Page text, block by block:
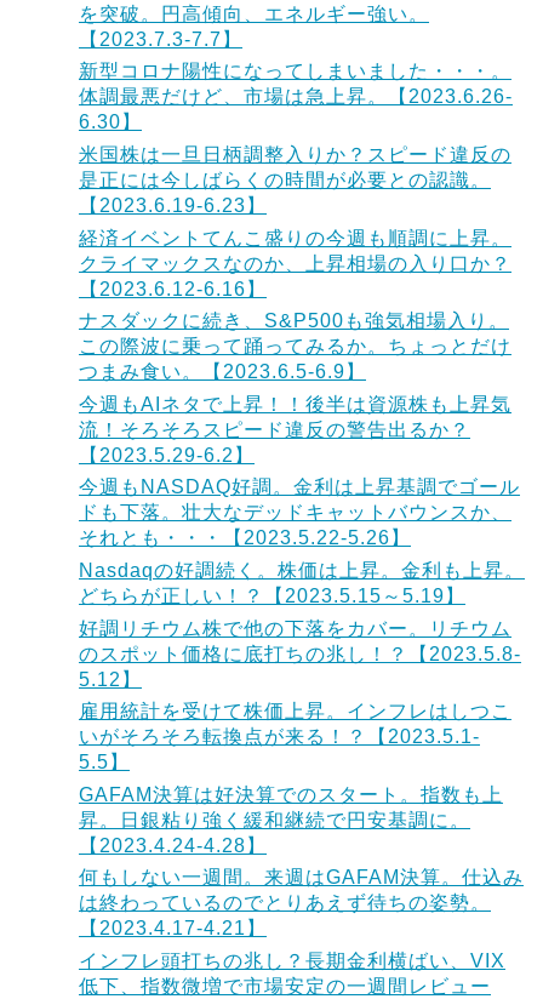
を突破。円高傾向、エネルギー強い。
【2023.7.3-7.7】
新型コロナ陽性になってしまいました・・・。
体調最悪だけど、市場は急上昇。【2023.6.26-
6.30】
米国株は一旦日柄調整入りか？スピード違反の
是正には今しばらくの時間が必要との認識。
【2023.6.19-6.23】
経済イベントてんこ盛りの今週も順調に上昇。
クライマックスなのか、上昇相場の入り口か？
【2023.6.12-6.16】
ナスダックに続き、S&P500も強気相場入り。
この際波に乗って踊ってみるか。ちょっとだけ
つまみ食い。【2023.6.5-6.9】
今週もAIネタで上昇！！後半は資源株も上昇気
流！そろそろスピード違反の警告出るか？
【2023.5.29-6.2】
今週もNASDAQ好調。金利は上昇基調でゴール
ドも下落。壮大なデッドキャットバウンスか、
それとも・・・【2023.5.22-5.26】
Nasdaqの好調続く。株価は上昇。金利も上昇。
どちらが正しい！？【2023.5.15～5.19】
好調リチウム株で他の下落をカバー。リチウム
のスポット価格に底打ちの兆し！？【2023.5.8-
5.12】
雇用統計を受けて株価上昇。インフレはしつこ
いがそろそろ転換点が来る！？【2023.5.1-
5.5】
GAFAM決算は好決算でのスタート。指数も上
昇。日銀粘り強く緩和継続で円安基調に。
【2023.4.24-4.28】
何もしない一週間。来週はGAFAM決算。仕込み
は終わっているのでとりあえず待ちの姿勢。
【2023.4.17-4.21】
インフレ頭打ちの兆し？長期金利横ばい、VIX
低下、指数微増で市場安定の一週間レビュー